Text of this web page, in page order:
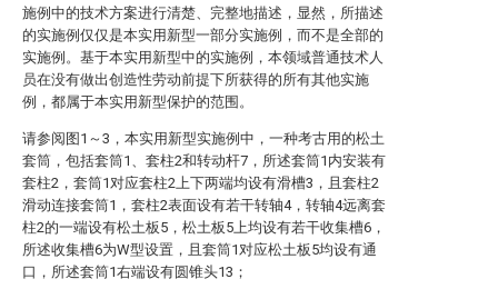
施例中的技术方案进行清楚、完整地描述，显然，所描述
的实施例仅仅是本实用新型一部分实施例，而不是全部的
实施例。基于本实用新型中的实施例，本领域普通技术人
员在没有做出创造性劳动前提下所获得的所有其他实施
例，都属于本实用新型保护的范围。
请参阅图1～3，本实用新型实施例中，一种考古用的松土
套筒，包括套筒1、套柱2和转动杆7，所述套筒1内安装有
套柱2，套筒1对应套柱2上下两端均设有滑槽3，且套柱2
滑动连接套筒1，套柱2表面设有若干转轴4，转轴4远离套
柱2的一端设有松土板5，松土板5上均设有若干收集槽6，
所述收集槽6为W型设置，且套筒1对应松土板5均设有通
口，所述套筒1右端设有圆锥头13；